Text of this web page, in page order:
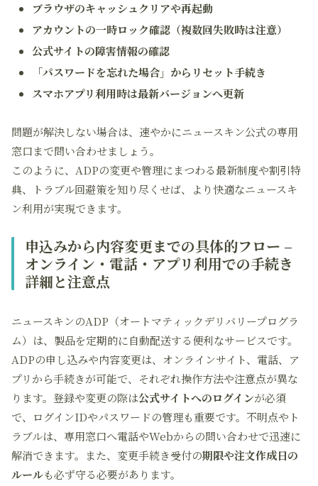
ブラウザのキャッシュクリアや再起動
アカウントの一時ロック確認（複数回失敗時は注意）
公式サイトの障害情報の確認
「パスワードを忘れた場合」からリセット手続き
スマホアプリ利用時は最新バージョンへ更新
問題が解決しない場合は、速やかにニュースキン公式の専用
窓口まで問い合わせましょう。
このように、ADPの変更や管理にまつわる最新制度や割引特
典、トラブル回避策を知り尽くせば、より快適なニュースキ
ン利用が実現できます。
申込みから内容変更までの具体的フロー –
オンライン・電話・アプリ利用での手続き
詳細と注意点
ニュースキンのADP（オートマティックデリバリープログラ
ム）は、製品を定期的に自動配送する便利なサービスです。
ADPの申し込みや内容変更は、オンラインサイト、電話、ア
プリから手続きが可能で、それぞれ操作方法や注意点が異な
ります。登録や変更の際は公式サイトへのログインが必須
で、ログインIDやパスワードの管理も重要です。不明点やト
ラブルは、専用窓口へ電話やWebからの問い合わせで迅速に
解消できます。また、変更手続き受付の期限や注文作成日の
ルールも必ず守る必要があります。